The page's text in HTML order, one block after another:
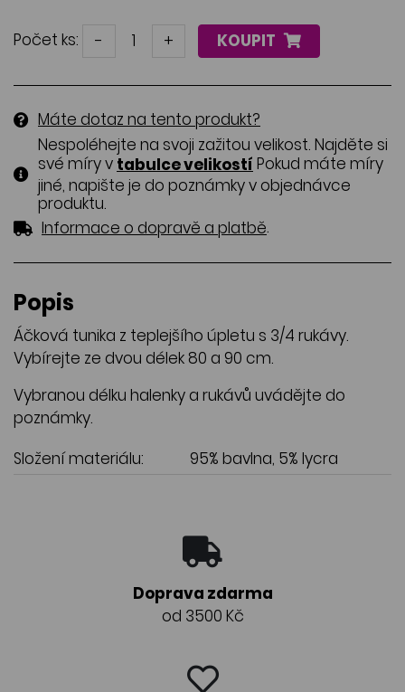
Počet ks: - + KOUPIT
Máte dotaz na tento produkt?
Nespoléhejte na svoji zažitou velikost. Najděte si
své míry v tabulce velikostí Pokud máte míry
jiné, napište je do poznámky v objednávce
produktu.
Informace o dopravě a platbě.
Popis
Áčková tunika z teplejšího úpletu s 3/4 rukávy.
Vybírejte ze dvou délek 80 a 90 cm.
Vybranou délku halenky a rukávů uvádějte do
poznámky.
Složení materiálu:
95% bavlna, 5% lycra
Doprava zdarma
od 3500 Kč